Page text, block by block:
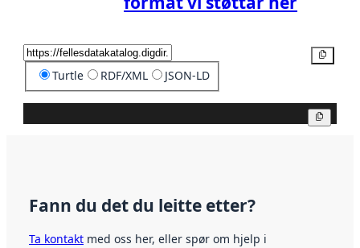
Turtle RDF/XML JSON-LD
Fann du det du leitte etter?
Ta kontakt med oss her, eller spør om hjelp i